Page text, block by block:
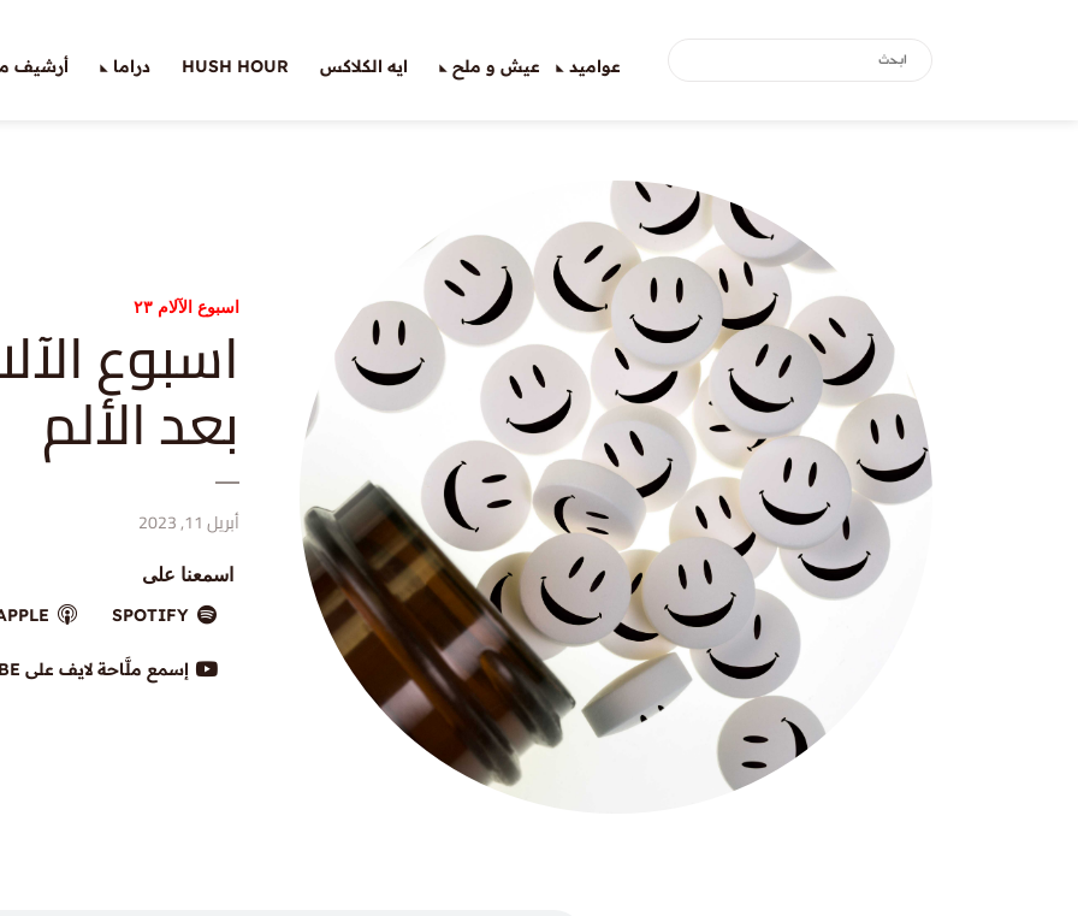
عواميد عيش و ملح ايه الكلاكس HUSH HOUR دراما أرشيف
اسبوع الآلام ٢٣
اسبوع
بعد الألم
أبريل 11, 2023
اسمعنا على
SPOTIFY
إسمع ملَّاحة لايف على YOUTUBE